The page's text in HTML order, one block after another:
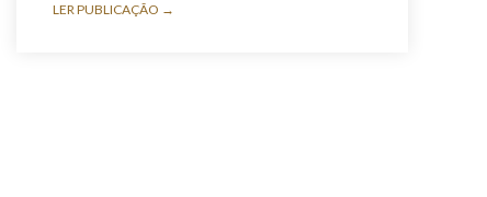
LER PUBLICAÇÃO →